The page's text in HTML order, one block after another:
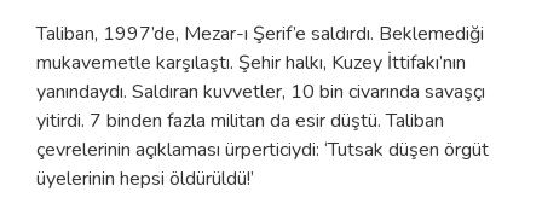
Taliban, 1997’de, Mezar-ı Şerif’e saldırdı. Beklemediği
mukavemetle karşılaştı. Şehir halkı, Kuzey İttifakı’nın
yanındaydı. Saldıran kuvvetler, 10 bin civarında savaşçı
yitirdi. 7 binden fazla militan da esir düştü. Taliban
çevrelerinin açıklaması ürperticiydi: ‘Tutsak düşen örgüt
üyelerinin hepsi öldürüldü!’